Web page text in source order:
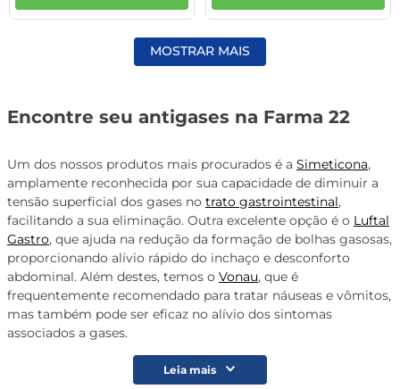
MOSTRAR MAIS
Encontre seu antigases na Farma 22
Um dos nossos produtos mais procurados é a Simeticona,
amplamente reconhecida por sua capacidade de diminuir a
tensão superficial dos gases no trato gastrointestinal,
facilitando a sua eliminação. Outra excelente opção é o Luftal
Gastro, que ajuda na redução da formação de bolhas gasosas,
proporcionando alívio rápido do inchaço e desconforto
abdominal. Além destes, temos o Vonau, que é
frequentemente recomendado para tratar náuseas e vômitos,
mas também pode ser eficaz no alívio dos sintomas
associados a gases.
Leia mais